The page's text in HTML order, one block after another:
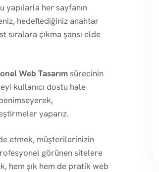
yapılarla her sayfanın
hedeflediğiniz anahtar
çıkma şansı elde
Web Tasarımsürecinin
kullanıcı dostu hale
yaparız.
etmek, müşterilerinizin
görünen sitelere
hem şık hem de pratik web